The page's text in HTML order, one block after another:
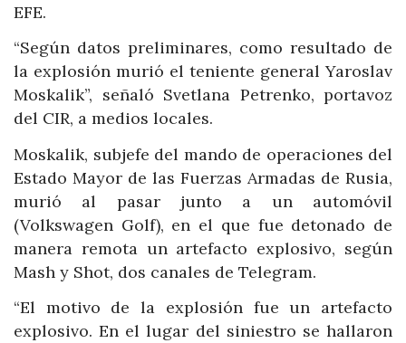
EFE.
“Según datos preliminares, como resultado de
la explosión murió el teniente general Yaroslav
Moskalik”, señaló Svetlana Petrenko, portavoz
del CIR, a medios locales.
Moskalik, subjefe del mando de operaciones del
Estado Mayor de las Fuerzas Armadas de Rusia,
murió al pasar junto a un automóvil
(Volkswagen Golf), en el que fue detonado de
manera remota un artefacto explosivo, según
Mash y Shot, dos canales de Telegram.
“El motivo de la explosión fue un artefacto
explosivo. En el lugar del siniestro se hallaron